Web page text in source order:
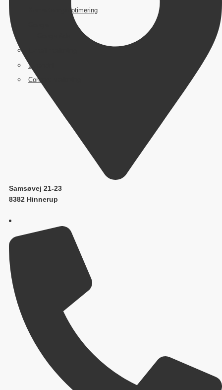
Konverteringsoptimering
E-handel
Content Marketing
Samsøvej 21-23
8382 Hinnerup